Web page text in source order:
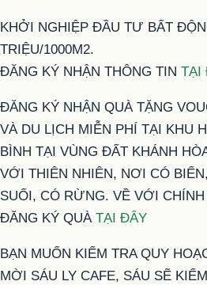
KHỞI NGHIỆP ĐẦU TƯ BẤT
TRIỆU/1000M2.
ĐĂNG KÝ NHẬN THÔNG TIN TẠI
ĐĂNG KÝ NHẬN QUÀ TẶNG
VÀ DU LỊCH MIỄN PHÍ TẠI KHU
BÌNH TẠI VÙNG ĐẤT KHÁNH
VỚI THIÊN NHIÊN, NƠI CÓ
SUỐI, CÓ RỪNG. VỀ VỚI
ĐĂNG KÝ QUÀ TẠI ĐÂY
BẠN MUỐN KIỂM TRA QUY
MỜI SÁU LY CAFE, SÁU SẼ